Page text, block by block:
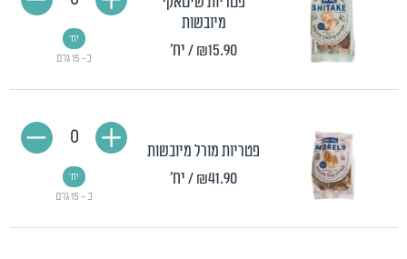
מיובשות
₪15.90/ יח' כ- 15 גרם
יח'
פטריות מורל מיובשות
₪41.90/ יח'
כ - 15 גרם
יח'
0